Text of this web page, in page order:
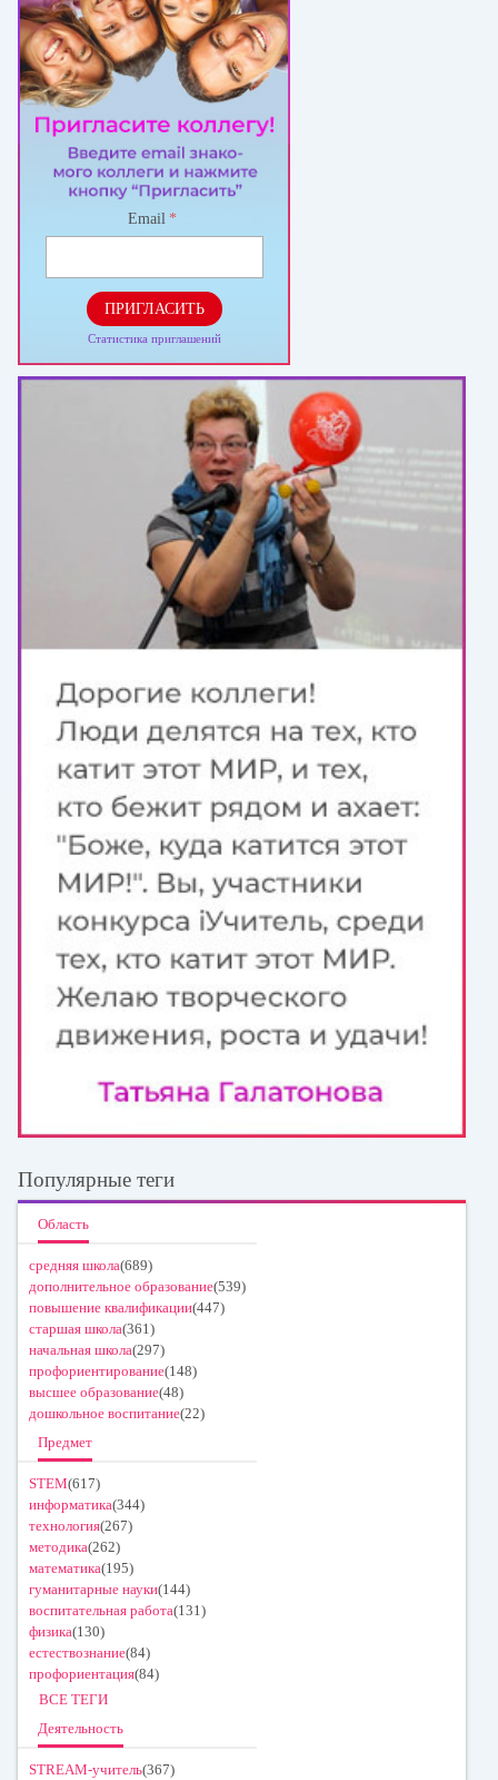
Email *
ПРИГЛАСИТЬ
Статистика приглашений
Популярные теги
Область
средняя школа(689)
дополнительное образование(539)
повышение квалификации(447)
старшая школа(361)
начальная школа(297)
профориентирование(148)
высшее образование(48)
дошкольное воспитание(22)
Предмет
STEM(617)
информатика(344)
технология(267)
методика(262)
математика(195)
гуманитарные науки(144)
воспитательная работа(131)
физика(130)
естествознание(84)
профориентация(84)
ВСЕ ТЕГИ
Деятельность
STREAM-учитель(367)